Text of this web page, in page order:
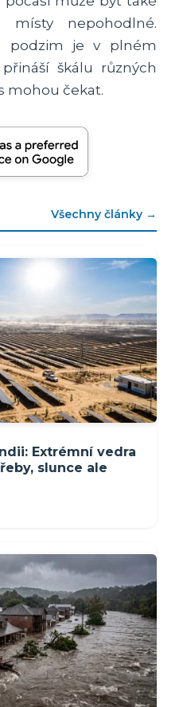
místy nepohodlné.
podzim je v plném
škálu různých
mohou čekat.
Všechny články →
Extrémní vedra
slunce ale